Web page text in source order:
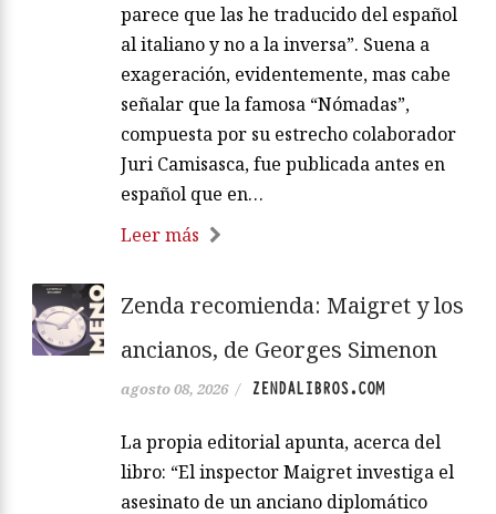
parece que las he traducido del español
al italiano y no a la inversa”. Suena a
exageración, evidentemente, mas cabe
señalar que la famosa “Nómadas”,
compuesta por su estrecho colaborador
Juri Camisasca, fue publicada antes en
español que en…
Leer más
Zenda recomienda: Maigret y los
ancianos, de Georges Simenon
agosto 08, 2026 / ZENDALIBROS.COM
La propia editorial apunta, acerca del
libro: “El inspector Maigret investiga el
asesinato de un anciano diplomático